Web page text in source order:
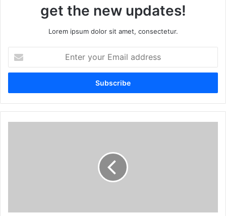
get the new updates!
Lorem ipsum dolor sit amet, consectetur.
your
Email